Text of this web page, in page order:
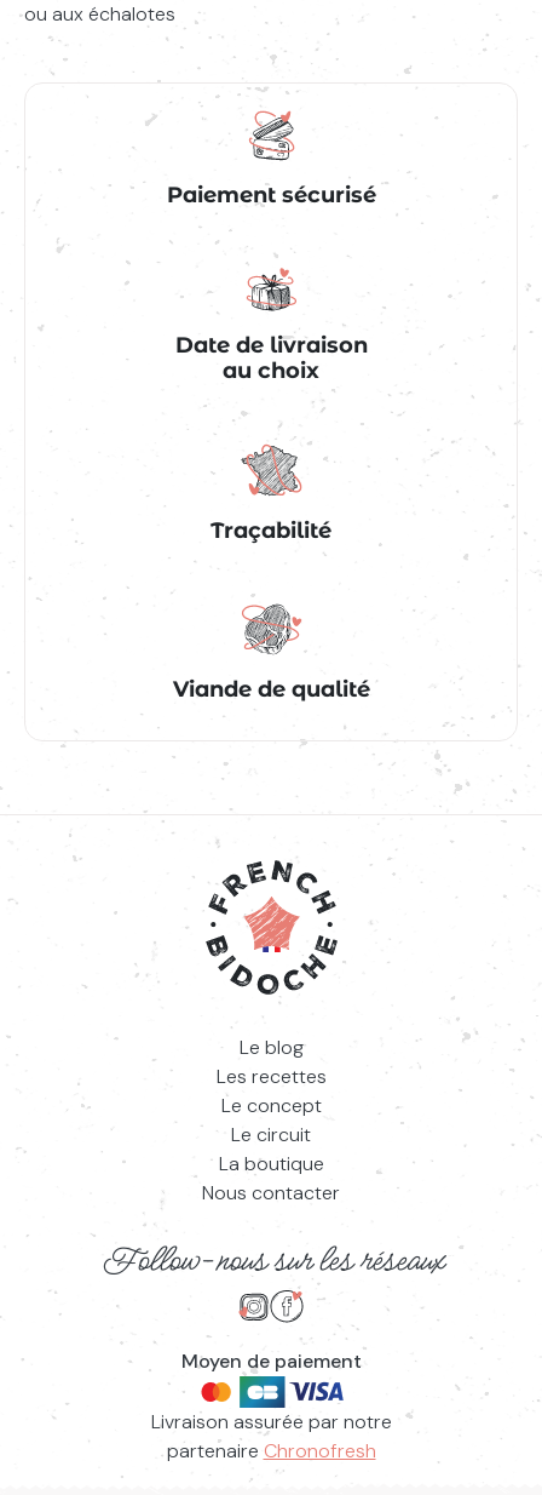
ou aux échalotes
Paiement sécurisé
Date de livraison
au choix
Traçabilité
Viande de qualité
Le blog
Les recettes
Le concept
Le circuit
La boutique
Nous contacter
Follow-nous sur les réseaux
Suivez-nous sur Instagram
Suivez-nous sur Facebook
Moyen de paiement
Livraison assurée par notre
partenaire Chronofresh